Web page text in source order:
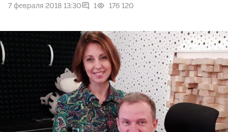
7 февраля 2018 13:30 1 176 120